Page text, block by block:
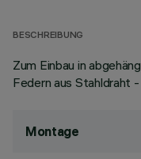
BESCHREIBUNG
Zum Einbau in
Federn aus Stahldraht
Montage